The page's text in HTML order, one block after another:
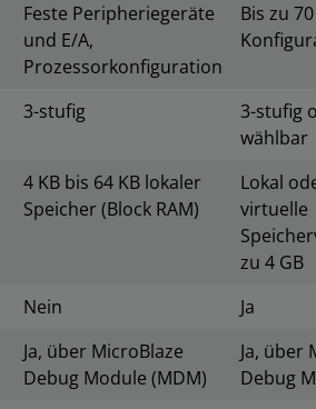
Feste Peripheriegeräte
und E/A,
Prozessorkonfiguration
Bis zu
3-stufig
3-stufig
wählbar
4 KB bis 64 KB lokaler
Speicher (Block RAM)
Lokal
virtuelle
zu 4 GB
Nein
Ja
Ja, über MicroBlaze
Debug Module (MDM)
Ja, über
Debug